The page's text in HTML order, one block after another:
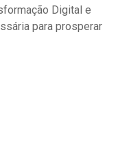
Digital e
para prosperar